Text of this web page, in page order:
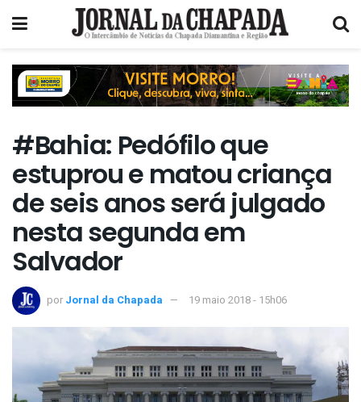
#Bahia: Pedófilo que
estuprou e matou criança
de seis anos será julgado
nesta segunda em
Salvador
por Jornal da Chapada 19 maio 2018 - 15h06